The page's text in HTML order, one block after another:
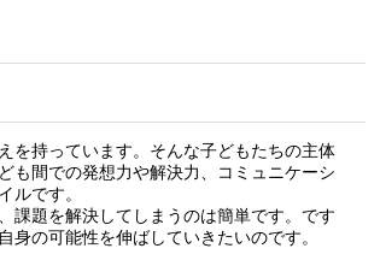
を持っています。そんな子どもたちの主体
も間での発想力や解決力、コミュニケーシ
ルです。
課題を解決してしまうのは簡単です。です
の可能性を伸ばしていきたいのです。